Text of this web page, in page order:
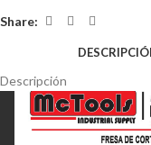
Share:
Descripción